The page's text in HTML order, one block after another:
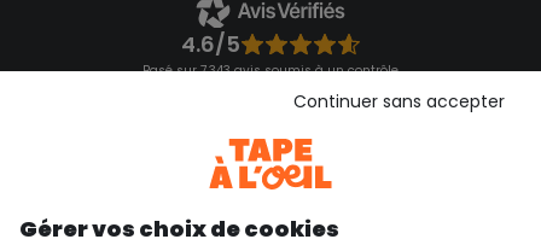
4.6/5
Basé sur 7 343 avis soumis à un contrôle
Consulter les CGU
Gérer vos choix de cookies
Continuer sans accepter